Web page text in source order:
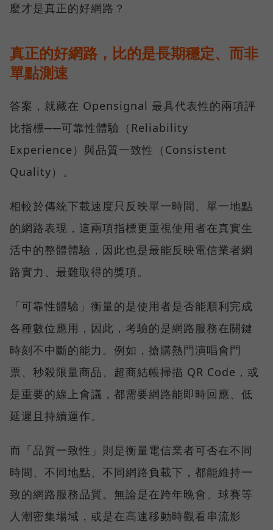
麼才是真正的好網路？
真正的好網路，比的是長期穩定、而非
單點測速
答案，就藏在 Opensignal 最具代表性的兩項評
比指標──可靠性體驗（Reliability
Experience）與品質一致性（Consistent
Quality）。
相較於傳統下載速度只反映單一時間、單一地點
的網路表現，這兩項指標更重視使用者在真實生
活中的整體體驗，因此也是最能反映電信業者網
路實力、最難取得的獎項。
「可靠性體驗」衡量的是使用者是否能順利完成
各種數位應用，因此，考驗的是網路服務在關鍵
時刻不中斷的能力。例如，搶購熱門演唱會門
票、秒殺限量商品、超商結帳掃描 QR Code，或
是重要的線上會議，都需要網路能即時回應、低
延遲且持續運作。
而「品質一致性」則是衡量電信業者可否在不同
時間、不同地點、不同網路負載下，都能維持一
致的網路服務品質。無論是在跨年晚會、球賽等
人潮密集場域，或是在高速移動時觀看串流影